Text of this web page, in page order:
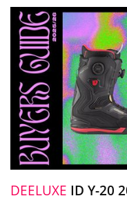
DEELUXE ID Y-20